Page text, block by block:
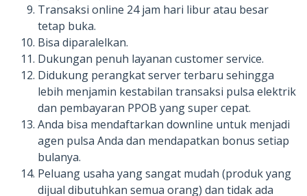
Transaksi online 24 jam hari libur atau besar
tetap buka.
Bisa diparalelkan.
Dukungan penuh layanan customer service.
Didukung perangkat server terbaru sehingga
lebih menjamin kestabilan transaksi pulsa elektrik
dan pembayaran PPOB yang super cepat.
Anda bisa mendaftarkan downline untuk menjadi
agen pulsa Anda dan mendapatkan bonus setiap
bulanya.
Peluang usaha yang sangat mudah (produk yang
dijual dibutuhkan semua orang) dan tidak ada